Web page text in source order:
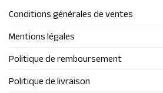
Conditions générales de ventes
Mentions légales
Politique de remboursement
Politique de livraison